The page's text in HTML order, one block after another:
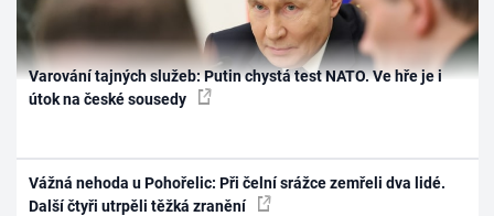
Varování tajných služeb: Putin chystá test NATO. Ve hře je i
útok na české sousedy
Vážná nehoda u Pohořelic: Při čelní srážce zemřeli dva lidé.
Další čtyři utrpěli těžká zranění